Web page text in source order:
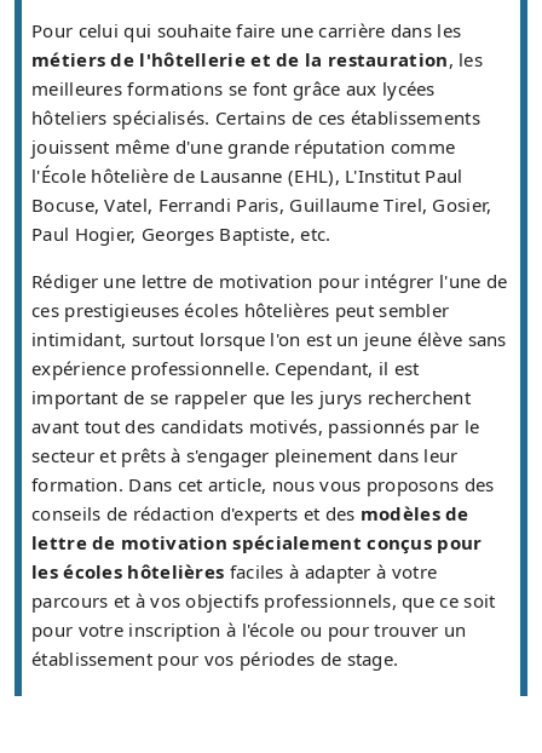
Pour celui qui souhaite faire une carrière dans les
métiers de l'hôtellerie et de la restauration, les
meilleures formations se font grâce aux lycées
hôteliers spécialisés. Certains de ces établissements
jouissent même d'une grande réputation comme
l'École hôtelière de Lausanne (EHL), L'Institut Paul
Bocuse, Vatel, Ferrandi Paris, Guillaume Tirel, Gosier,
Paul Hogier, Georges Baptiste, etc.
Rédiger une lettre de motivation pour intégrer l'une de
ces prestigieuses écoles hôtelières peut sembler
intimidant, surtout lorsque l'on est un jeune élève sans
expérience professionnelle. Cependant, il est
important de se rappeler que les jurys recherchent
avant tout des candidats motivés, passionnés par le
secteur et prêts à s'engager pleinement dans leur
formation. Dans cet article, nous vous proposons des
conseils de rédaction d'experts et des modèles de
lettre de motivation spécialement conçus pour
les écoles hôtelières faciles à adapter à votre
parcours et à vos objectifs professionnels, que ce soit
pour votre inscription à l'école ou pour trouver un
établissement pour vos périodes de stage.